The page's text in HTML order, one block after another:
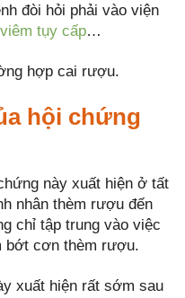
đòi hỏi phải vào viện
viêm tụy cấp…
hợp cai rượu.
hội chứng
này xuất hiện ở tất
nhân thèm rượu đến
chỉ tập trung vào việc
bớt cơn thèm rượu.
xuất hiện rất sớm sau